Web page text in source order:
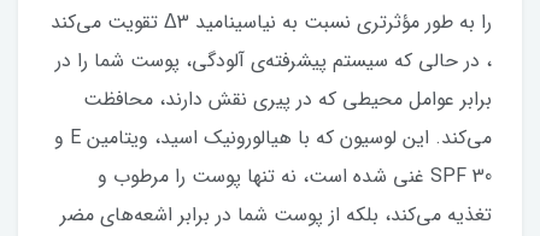
را به طور مؤثرتری نسبت به نیاسینامید Δ3 تقویت می‌کند
، در حالی که سیستم پیشرفته‌ی آلودگی، پوست شما را در
برابر عوامل محیطی که در پیری نقش دارند، محافظت
می‌کند. این لوسیون که با هیالورونیک اسید، ویتامین E و
SPF 30 غنی شده است، نه تنها پوست را مرطوب و
تغذیه می‌کند، بلکه از پوست شما در برابر اشعه‌های مضر